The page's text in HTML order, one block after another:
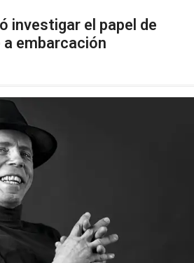
investigar el papel de
a embarcación